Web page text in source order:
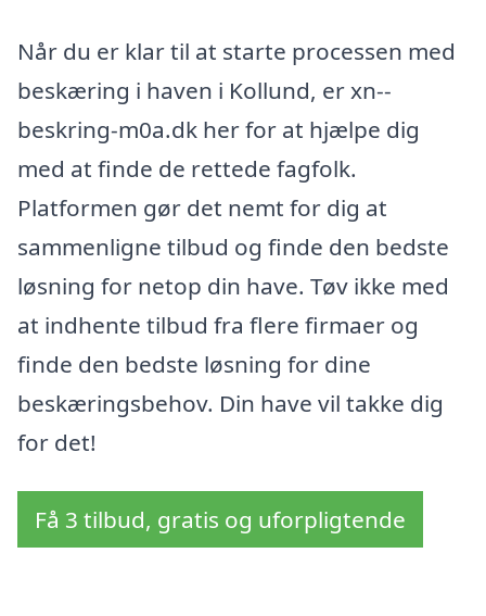
Når du er klar til at starte processen med
beskæring i haven i Kollund, er xn--
beskring-m0a.dk her for at hjælpe dig
med at finde de rettede fagfolk.
Platformen gør det nemt for dig at
sammenligne tilbud og finde den bedste
løsning for netop din have. Tøv ikke med
at indhente tilbud fra flere firmaer og
finde den bedste løsning for dine
beskæringsbehov. Din have vil takke dig
for det!
Få 3 tilbud, gratis og uforpligtende